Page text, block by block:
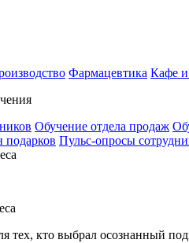
Фармацевтика Кафе
Обучение отдела продаж
подарков Пульс-опросы
тех, кто выбрал осознанный